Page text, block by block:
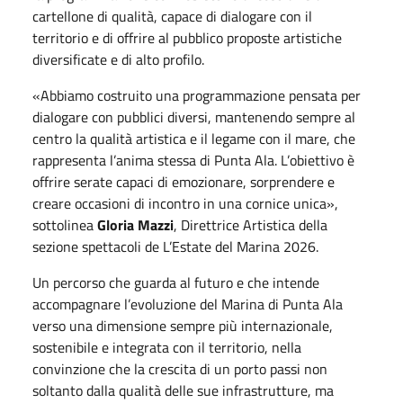
cartellone di qualità, capace di dialogare con il
territorio e di offrire al pubblico proposte artistiche
diversificate e di alto profilo.
«Abbiamo costruito una programmazione pensata per
dialogare con pubblici diversi, mantenendo sempre al
centro la qualità artistica e il legame con il mare, che
rappresenta l’anima stessa di Punta Ala. L’obiettivo è
offrire serate capaci di emozionare, sorprendere e
creare occasioni di incontro in una cornice unica»,
sottolineaGloria Mazzi, Direttrice Artistica della
sezione spettacoli de L’Estate del Marina 2026.
Un percorso che guarda al futuro e che intende
accompagnare l’evoluzione del Marina di Punta Ala
verso una dimensione sempre più internazionale,
sostenibile e integrata con il territorio, nella
convinzione che la crescita di un porto passi non
soltanto dalla qualità delle sue infrastrutture, ma